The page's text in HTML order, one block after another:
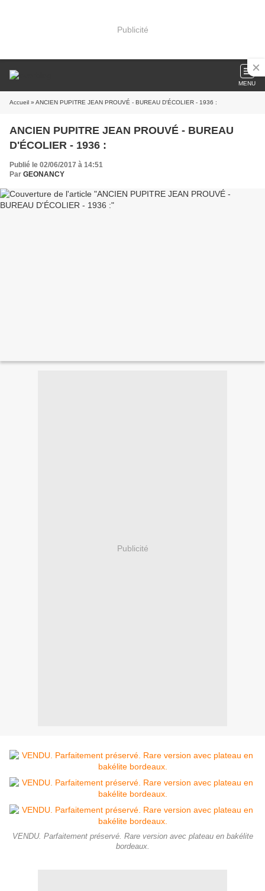
Publicité
MENU
Accueil » ANCIEN PUPITRE JEAN PROUVÉ - BUREAU D'ÉCOLIER - 1936 :
ANCIEN PUPITRE JEAN PROUVÉ - BUREAU
D'ÉCOLIER - 1936 :
Publié le 02/06/2017 à 14:51
Par GEONANCY
Publicité
VENDU. Parfaitement préservé. Rare version avec plateau en bakélite
bordeaux.